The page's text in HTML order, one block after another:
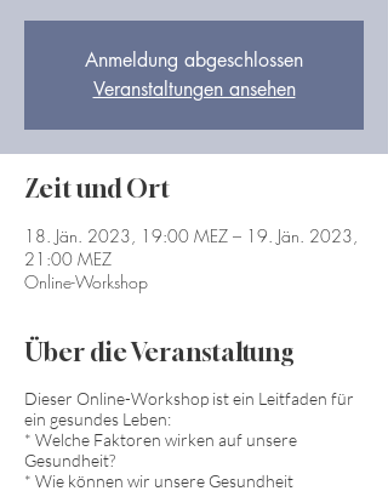
Anmeldung abgeschlossen
Veranstaltungen ansehen
Zeit und Ort
18. Jän. 2023, 19:00 MEZ – 19. Jän. 2023,
21:00 MEZ
Online-Workshop
Über die Veranstaltung
Dieser Online-Workshop ist ein Leitfaden für
ein gesundes Leben:
* Welche Faktoren wirken auf unsere
Gesundheit?
* Wie können wir unsere Gesundheit